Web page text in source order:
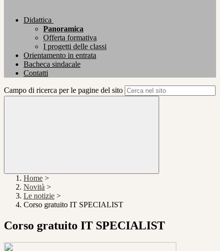
Didattica
Panoramica
Offerta formativa
I progetti delle classi
Orientamento in entrata
Bacheca sindacale
Contatti
Campo di ricerca per le pagine del sito
Home >
Novità >
Le notizie >
Corso gratuito IT SPECIALIST
Corso gratuito IT SPECIALIST